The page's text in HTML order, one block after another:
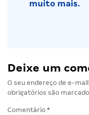
muito mais.
Deixe um
O seu endereço de e-
obrigatórios são
Comentário *